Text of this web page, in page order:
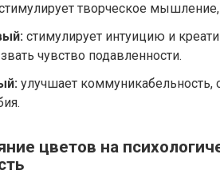
творческое
стимулирует интуицию и
чувство подавленности.
улучшает коммуникабельность,
цветов на